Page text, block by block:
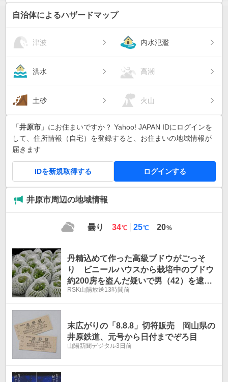
自治体によるハザードマップ
津波 内水氾濫
洪水 高潮
土砂 火山
「井原市 」にお住まいですか？ Yahoo! JAPAN IDにログインを
して、住所情報（自宅）を登録すると、お住まいの地域情報が
届きます
IDを新規取得する ログインする
井原市周辺の地域情報
曇り
最
温
34℃
最
温
25℃ 20%
丹精込めて作った高級ブドウがごっそ
り ビニールハウスから栽培中のブドウ
約200房を盗んだ疑いで男（42）を逮
捕 自宅からは約300房を発見【岡山】
RSK山陽放送13時間前
末広がりの「8.8.8」切符販売 岡山県の
井原鉄道、元号から日付までぞろ目
山陽新聞デジタル3日前